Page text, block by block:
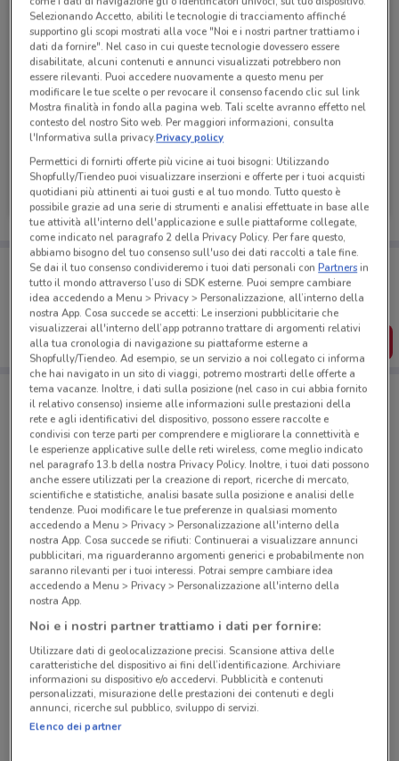
Prenatal
Scade il 17/08 3.4 km
Porta DoveConviene sempre con te!
Puoi trovare le migliori offerte dei negozi vicino a te,
salvarle e creare la tua lista del risparmio, comodamente
dal tuo cellulare.
SCARICA L’APP
Negozi Prenatal a Milano
© MapTiler© OpenStreetMap contributors
Via Lorenteggio, 246 Milano
3.4 km
Via Giacomo Antonini, 32 Milano
5 km
CHIUSO
Via Cascina Venina 9/11 Assago
7 km
Selezionando Accetto, abiliti le tecnologie di tracciamento affinché
supportino gli scopi mostrati alla voce "Noi e i nostri partner trattiamo i
dati da fornire". Nel caso in cui queste tecnologie dovessero essere
disabilitate, alcuni contenuti e annunci visualizzati potrebbero non
essere rilevanti. Puoi accedere nuovamente a questo menu per
modificare le tue scelte o per revocare il consenso facendo clic sul link
Mostra finalità in fondo alla pagina web. Tali scelte avranno effetto nel
contesto del nostro Sito web. Per maggiori informazioni, consulta
l'Informativa sulla privacy.Privacy policy
Permettici di fornirti offerte più vicine ai tuoi bisogni: Utilizzando
Shopfully/Tiendeo puoi visualizzare inserzioni e offerte per i tuoi acquisti
quotidiani più attinenti ai tuoi gusti e al tuo mondo. Tutto questo è
possibile grazie ad una serie di strumenti e analisi effettuate in base alle
tue attività all'interno dell'applicazione e sulle piattaforme collegate,
come indicato nel paragrafo 2 della Privacy Policy. Per fare questo,
abbiamo bisogno del tuo consenso sull'uso dei dati raccolti a tale fine.
Se dai il tuo consenso condivideremo i tuoi dati personali conPartnersin
tutto il mondo attraverso l’uso di SDK esterne. Puoi sempre cambiare
idea accedendo a Menu > Privacy > Personalizzazione, all’interno della
nostra App. Cosa succede se accetti: Le inserzioni pubblicitarie che
visualizzerai all'interno dell’app potranno trattare di argomenti relativi
alla tua cronologia di navigazione su piattaforme esterne a
Shopfully/Tiendeo. Ad esempio, se un servizio a noi collegato ci informa
che hai navigato in un sito di viaggi, potremo mostrarti delle offerte a
tema vacanze. Inoltre, i dati sulla posizione (nel caso in cui abbia fornito
il relativo consenso) insieme alle informazioni sulle prestazioni della
rete e agli identificativi del dispositivo, possono essere raccolte e
condivisi con terze parti per comprendere e migliorare la connettività e
le esperienze applicative sulle delle reti wireless, come meglio indicato
nel paragrafo 13.b della nostra Privacy Policy. Inoltre, i tuoi dati possono
anche essere utilizzati per la creazione di report, ricerche di mercato,
scientifiche e statistiche, analisi basate sulla posizione e analisi delle
tendenze. Puoi modificare le tue preferenze in qualsiasi momento
accedendo a Menu > Privacy > Personalizzazione all'interno della
nostra App. Cosa succede se rifiuti: Continuerai a visualizzare annunci
pubblicitari, ma riguarderanno argomenti generici e probabilmente non
saranno rilevanti per i tuoi interessi. Potrai sempre cambiare idea
accedendo a Menu > Privacy > Personalizzazione all'interno della
nostra App.
Noi e i nostri partner trattiamo i dati per fornire:
Utilizzare dati di geolocalizzazione precisi. Scansione attiva delle
caratteristiche del dispositivo ai fini dell’identificazione. Archiviare
informazioni su dispositivo e/o accedervi. Pubblicità e contenuti
personalizzati, misurazione delle prestazioni dei contenuti e degli
annunci, ricerche sul pubblico, sviluppo di servizi.
Elenco dei partner